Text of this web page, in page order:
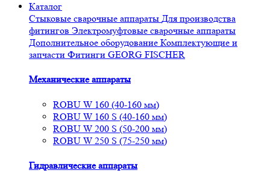
Каталог
Стыковые сварочные аппараты Для производства
фитингов Электромуфтовые сварочные аппараты
Дополнительное оборудование Комплектующие и
запчасти Фитинги GEORG FISCHER
Механические аппараты
ROBU W 160 (40-160 мм)
ROBU W 160 S (40-160 мм)
ROBU W 200 S (50-200 мм)
ROBU W 250 S (75-250 мм)
Гидравлические аппараты